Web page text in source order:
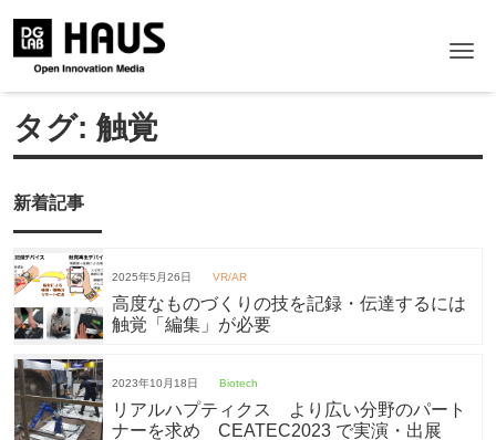
タグ: 触覚
新着記事
2025年5月26日 VR/AR
高度なものづくりの技を記録・伝達するには
触覚「編集」が必要
2023年10月18日 Biotech
リアルハプティクス より広い分野のパート
ナーを求め CEATEC2023 で実演・出展